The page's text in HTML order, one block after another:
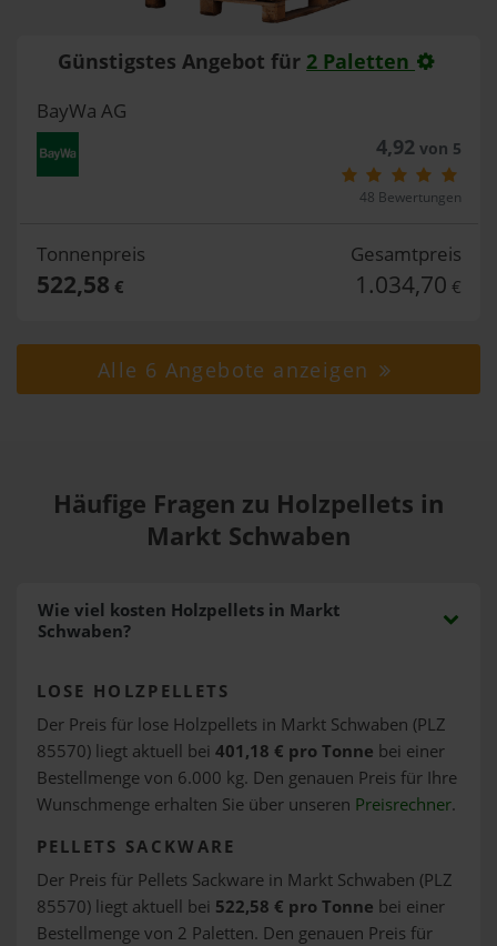
Günstigstes Angebot für 2 Paletten
BayWa AG
4,92von 5
48 Bewertungen
Tonnenpreis
522,58 €
Gesamtpreis
1.034,70 €
Alle 6 Angebote anzeigen
Häufige Fragen zu Holzpellets in
Markt Schwaben
Wie viel kosten Holzpellets in Markt
Schwaben?
LOSE HOLZPELLETS
Der Preis für lose Holzpellets in Markt Schwaben (PLZ
85570) liegt aktuell bei 401,18 € pro Tonne bei einer
Bestellmenge von 6.000 kg. Den genauen Preis für Ihre
Wunschmenge erhalten Sie über unseren Preisrechner.
PELLETS SACKWARE
Der Preis für Pellets Sackware in Markt Schwaben (PLZ
85570) liegt aktuell bei 522,58 € pro Tonne bei einer
Bestellmenge von 2 Paletten. Den genauen Preis für